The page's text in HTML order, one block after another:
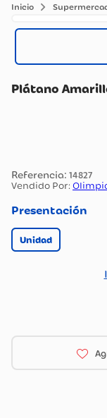
Plátano
: 14827
Vendido Por:
Presentación
Unidad